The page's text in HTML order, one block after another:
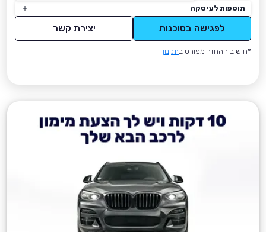
תוספות לעיסקה
לפגישה בסוכנות יצירת קשר
*חישוב ההחזר מפורט בתקנון